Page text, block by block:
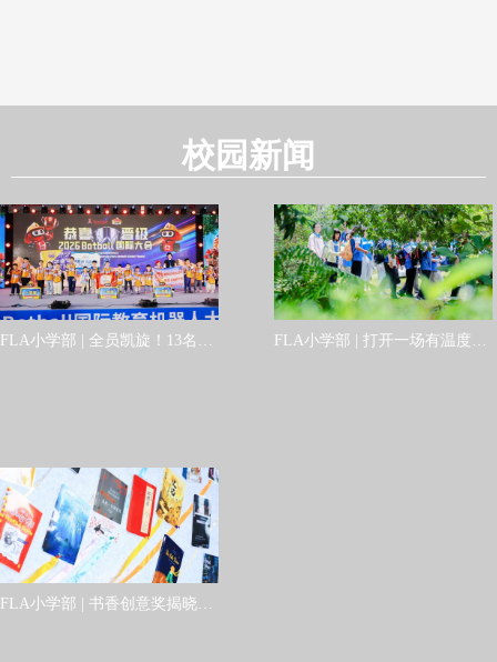
校园新闻
FLA小学部 | 全员凯旋！13名学
FLA小学部 | 打开一场有温度的
FLA小学部 | 书香创意奖揭晓！